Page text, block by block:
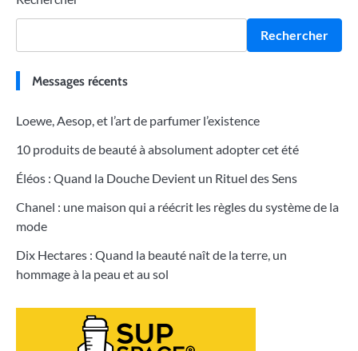
Rechercher
Messages récents
Loewe, Aesop, et l’art de parfumer l’existence
10 produits de beauté à absolument adopter cet été
Éléos : Quand la Douche Devient un Rituel des Sens
Chanel : une maison qui a réécrit les règles du système de la
mode
Dix Hectares : Quand la beauté naît de la terre, un
hommage à la peau et au sol